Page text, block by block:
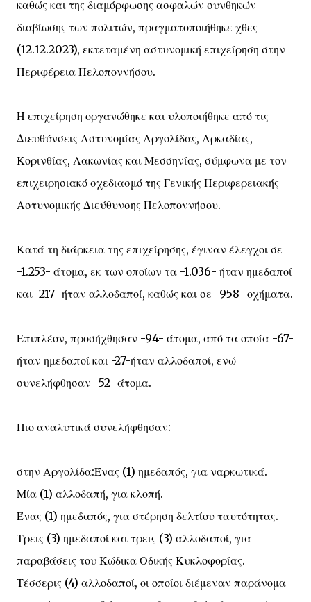
καθώς και της διαμόρφωσης ασφαλών συνθηκών
διαβίωσης των πολιτών, πραγματοποιήθηκε χθες
(12.12.2023), εκτεταμένη αστυνομική επιχείρηση στην
Περιφέρεια Πελοποννήσου.
Η επιχείρηση οργανώθηκε και υλοποιήθηκε από τις
Διευθύνσεις Αστυνομίας Αργολίδας, Αρκαδίας,
Κορινθίας, Λακωνίας και Μεσσηνίας, σύμφωνα με τον
επιχειρησιακό σχεδιασμό της Γενικής Περιφερειακής
Αστυνομικής Διεύθυνσης Πελοποννήσου.
Κατά τη διάρκεια της επιχείρησης, έγιναν έλεγχοι σε
-1.253- άτομα, εκ των οποίων τα -1.036- ήταν ημεδαποί
και -217- ήταν αλλοδαποί, καθώς και σε -958- οχήματα.
Επιπλέον, προσήχθησαν -94- άτομα, από τα οποία -67-
ήταν ημεδαποί και -27-ήταν αλλοδαποί, ενώ
συνελήφθησαν -52- άτομα.
Πιο αναλυτικά συνελήφθησαν:
στην Αργολίδα:Ένας (1) ημεδαπός, για ναρκωτικά.
Μία (1) αλλοδαπή, για κλοπή.
Ένας (1) ημεδαπός, για στέρηση δελτίου ταυτότητας.
Τρεις (3) ημεδαποί και τρεις (3) αλλοδαποί, για
παραβάσεις του Κώδικα Οδικής Κυκλοφορίας.
Τέσσερις (4) αλλοδαποί, οι οποίοι διέμεναν παράνομα